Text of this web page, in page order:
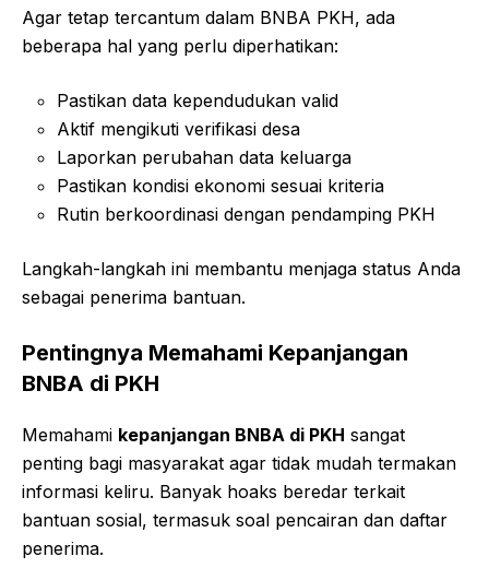
Agar tetap tercantum dalam BNBA PKH, ada
beberapa hal yang perlu diperhatikan:
Pastikan data kependudukan valid
Aktif mengikuti verifikasi desa
Laporkan perubahan data keluarga
Pastikan kondisi ekonomi sesuai kriteria
Rutin berkoordinasi dengan pendamping PKH
Langkah-langkah ini membantu menjaga status Anda
sebagai penerima bantuan.
Pentingnya Memahami Kepanjangan
BNBA di PKH
Memahami kepanjangan BNBA di PKH sangat
penting bagi masyarakat agar tidak mudah termakan
informasi keliru. Banyak hoaks beredar terkait
bantuan sosial, termasuk soal pencairan dan daftar
penerima.